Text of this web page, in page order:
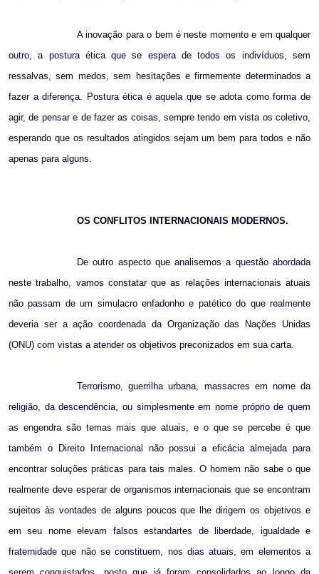
A inovação para o bem é neste momento e em qualquer
outro, a postura ética que se espera de todos os indivíduos, sem
ressalvas, sem medos, sem hesitações e firmemente determinados a
fazer a diferença. Postura ética é aquela que se adota como forma de
agir, de pensar e de fazer as coisas, sempre tendo em vista os coletivo,
esperando que os resultados atingidos sejam um bem para todos e não
apenas para alguns.
OS CONFLITOS INTERNACIONAIS MODERNOS.
De outro aspecto que analisemos a questão abordada
neste trabalho, vamos constatar que as relações internacionais atuais
não passam de um simulacro enfadonho e patético do que realmente
deveria ser a ação coordenada da Organização das Nações Unidas
(ONU) com vistas a atender os objetivos preconizados em sua carta.
Terrorismo, guerrilha urbana, massacres em nome da
religião, da descendência, ou simplesmente em nome próprio de quem
as engendra são temas mais que atuais, e o que se percebe é que
também o Direito Internacional não possui a eficácia almejada para
encontrar soluções práticas para tais males. O homem não sabe o que
realmente deve esperar de organismos internacionais que se encontram
sujeitos às vontades de alguns poucos que lhe dirigem os objetivos e
em seu nome elevam falsos estandartes de liberdade, igualdade e
fraternidade que não se constituem, nos dias atuais, em elementos a